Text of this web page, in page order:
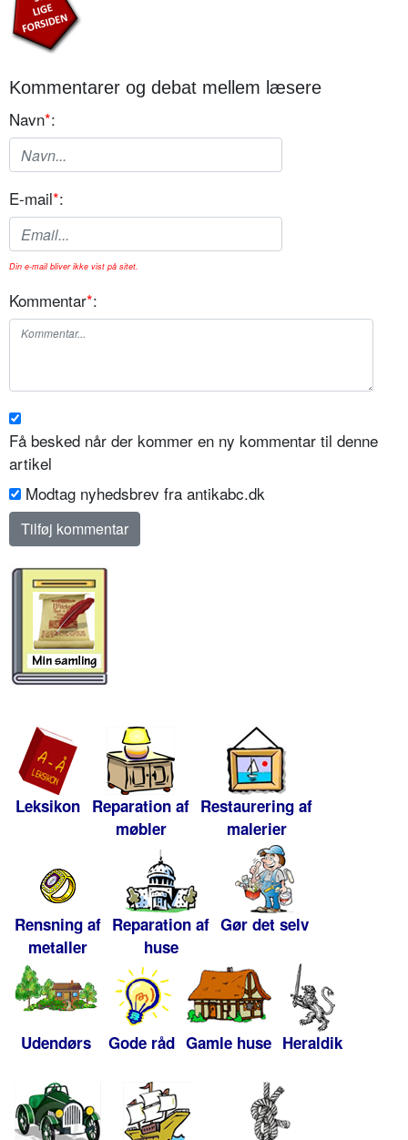
Kommentarer og debat mellem læsere
Navn*:
E-mail*:
Din e-mail bliver ikke vist på sitet.
Kommentar*:
Få besked når der kommer en ny kommentar til denne
artikel
Modtag nyhedsbrev fra antikabc.dk
Leksikon Reparation af
møbler
Restaurering af
malerier
Rensning af
metaller
Reparation af
huse
Gør det selv
Udendørs Gode råd Gamle huse Heraldik